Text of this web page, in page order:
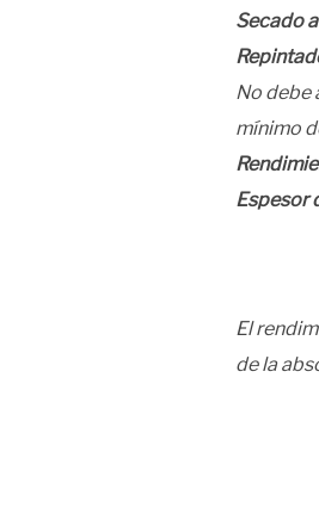
Secado
No debe
mínimo
Espesor
El
de la